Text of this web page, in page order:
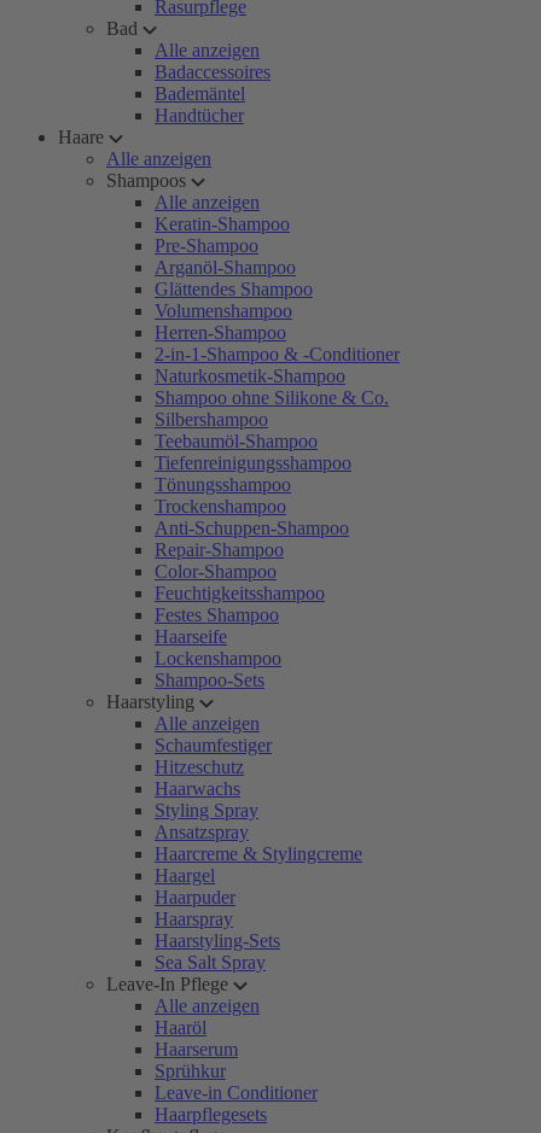
Rasurpflege
Bad
Alle anzeigen
Badaccessoires
Bademäntel
Handtücher
Haare
Alle anzeigen
Shampoos
Alle anzeigen
Keratin-Shampoo
Pre-Shampoo
Arganöl-Shampoo
Glättendes Shampoo
Volumenshampoo
Herren-Shampoo
2-in-1-Shampoo & -Conditioner
Naturkosmetik-Shampoo
Shampoo ohne Silikone & Co.
Silbershampoo
Teebaumöl-Shampoo
Tiefenreinigungsshampoo
Tönungsshampoo
Trockenshampoo
Anti-Schuppen-Shampoo
Repair-Shampoo
Color-Shampoo
Feuchtigkeitsshampoo
Festes Shampoo
Haarseife
Lockenshampoo
Shampoo-Sets
Haarstyling
Alle anzeigen
Schaumfestiger
Hitzeschutz
Haarwachs
Styling Spray
Ansatzspray
Haarcreme & Stylingcreme
Haargel
Haarpuder
Haarspray
Haarstyling-Sets
Sea Salt Spray
Leave-In Pflege
Alle anzeigen
Haaröl
Haarserum
Sprühkur
Leave-in Conditioner
Haarpflegesets